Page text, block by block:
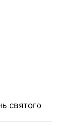
святого